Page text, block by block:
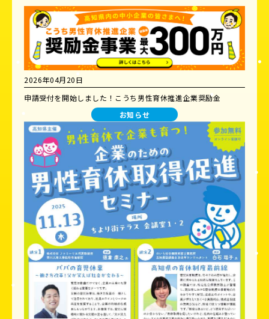
2026年04月20日
申請受付を開始しました！こうち男性育休推進企業奨励金
お知らせ